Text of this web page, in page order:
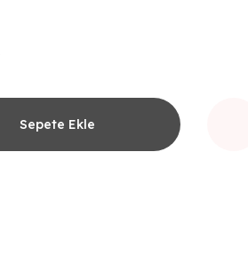
Sepete Ekle